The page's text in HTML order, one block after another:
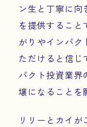
ン生と丁寧に向
を提供すること
がりやインパク
ただけると信じ
パクト投資業界
壌になることを
リリーとカイが